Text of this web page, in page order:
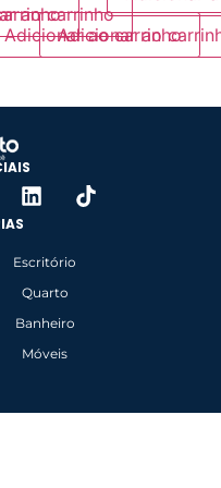
ao carrinho
Adicionar ao carrinho
Adicionar ao
Escritório
Quarto
Banheiro
Móveis